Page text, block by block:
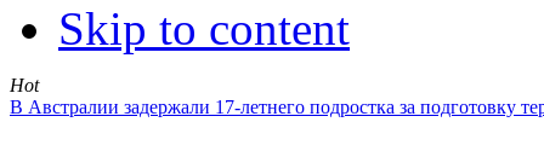
Skip to content
Hot
В Австралии задержали 17-летнего подростка за подготовку